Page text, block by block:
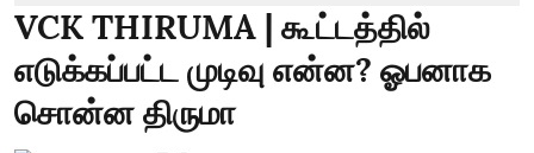
VCK THIRUMA | கூட்டத்தில்
எடுக்கப்பட்ட முடிவு என்ன? ஓபனாக
சொன்ன திருமா